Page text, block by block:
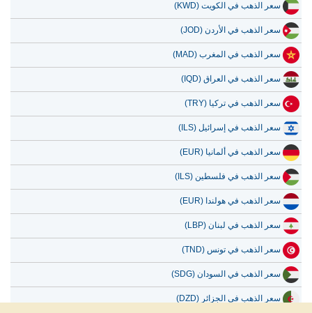
سعر الذهب في الكويت (KWD)
سعر الذهب في الأردن (JOD)
سعر الذهب في المغرب (MAD)
سعر الذهب في العراق (IQD)
سعر الذهب في تركيا (TRY)
سعر الذهب في إسرائيل (ILS)
سعر الذهب في ألمانيا (EUR)
سعر الذهب في فلسطين (ILS)
سعر الذهب في هولندا (EUR)
سعر الذهب في لبنان (LBP)
سعر الذهب في تونس (TND)
سعر الذهب في السودان (SDG)
سعر الذهب في الجزائر (DZD)